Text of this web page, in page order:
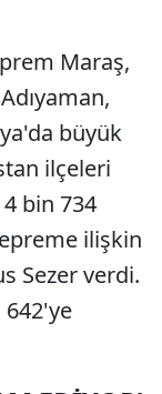
Maraş,
büyük
ilçeleri
bin 734
ilişkin
Sezer verdi.
642'ye